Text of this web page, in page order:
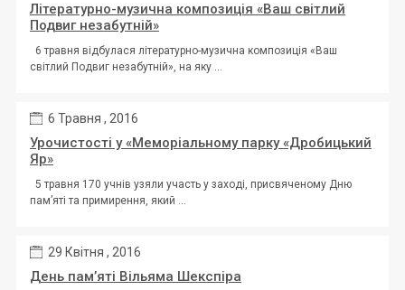
Літературно-музична композиція «Ваш світлий
Подвиг незабутній»
6 травня відбулася літературно-музична композиція «Ваш
світлий Подвиг незабутній», на яку ...
6 Травня , 2016
Урочистості у «Меморіальному парку «Дробицький
Яр»
5 травня 170 учнів узяли участь у заході, присвяченому Дню
пам’яті та примирення, який ...
29 Квітня , 2016
День пам’яті Вільяма Шекспіра